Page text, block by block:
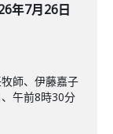
年7月26日
師、伊藤嘉子
午前8時30分